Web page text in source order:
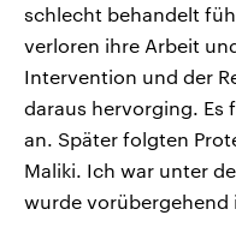
schlecht behandelt
verloren ihre Arbeit
Intervention und der
daraus hervorging. Es
an. Später folgten
Maliki. Ich war unter
wurde vorübergehend